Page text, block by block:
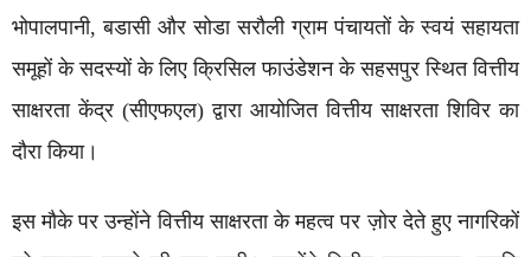
भोपालपानी, बडासी और सोडा सरौली ग्राम पंचायतों के स्वयं सहायता
समूहों के सदस्यों के लिए क्रिसिल फाउंडेशन के सहसपुर स्थित वित्तीय
साक्षरता केंद्र (सीएफएल) द्वारा आयोजित वित्तीय साक्षरता शिविर का
दौरा किया।
इस मौके पर उन्होंने वित्तीय साक्षरता के महत्व पर ज़ोर देते हुए नागरिकों